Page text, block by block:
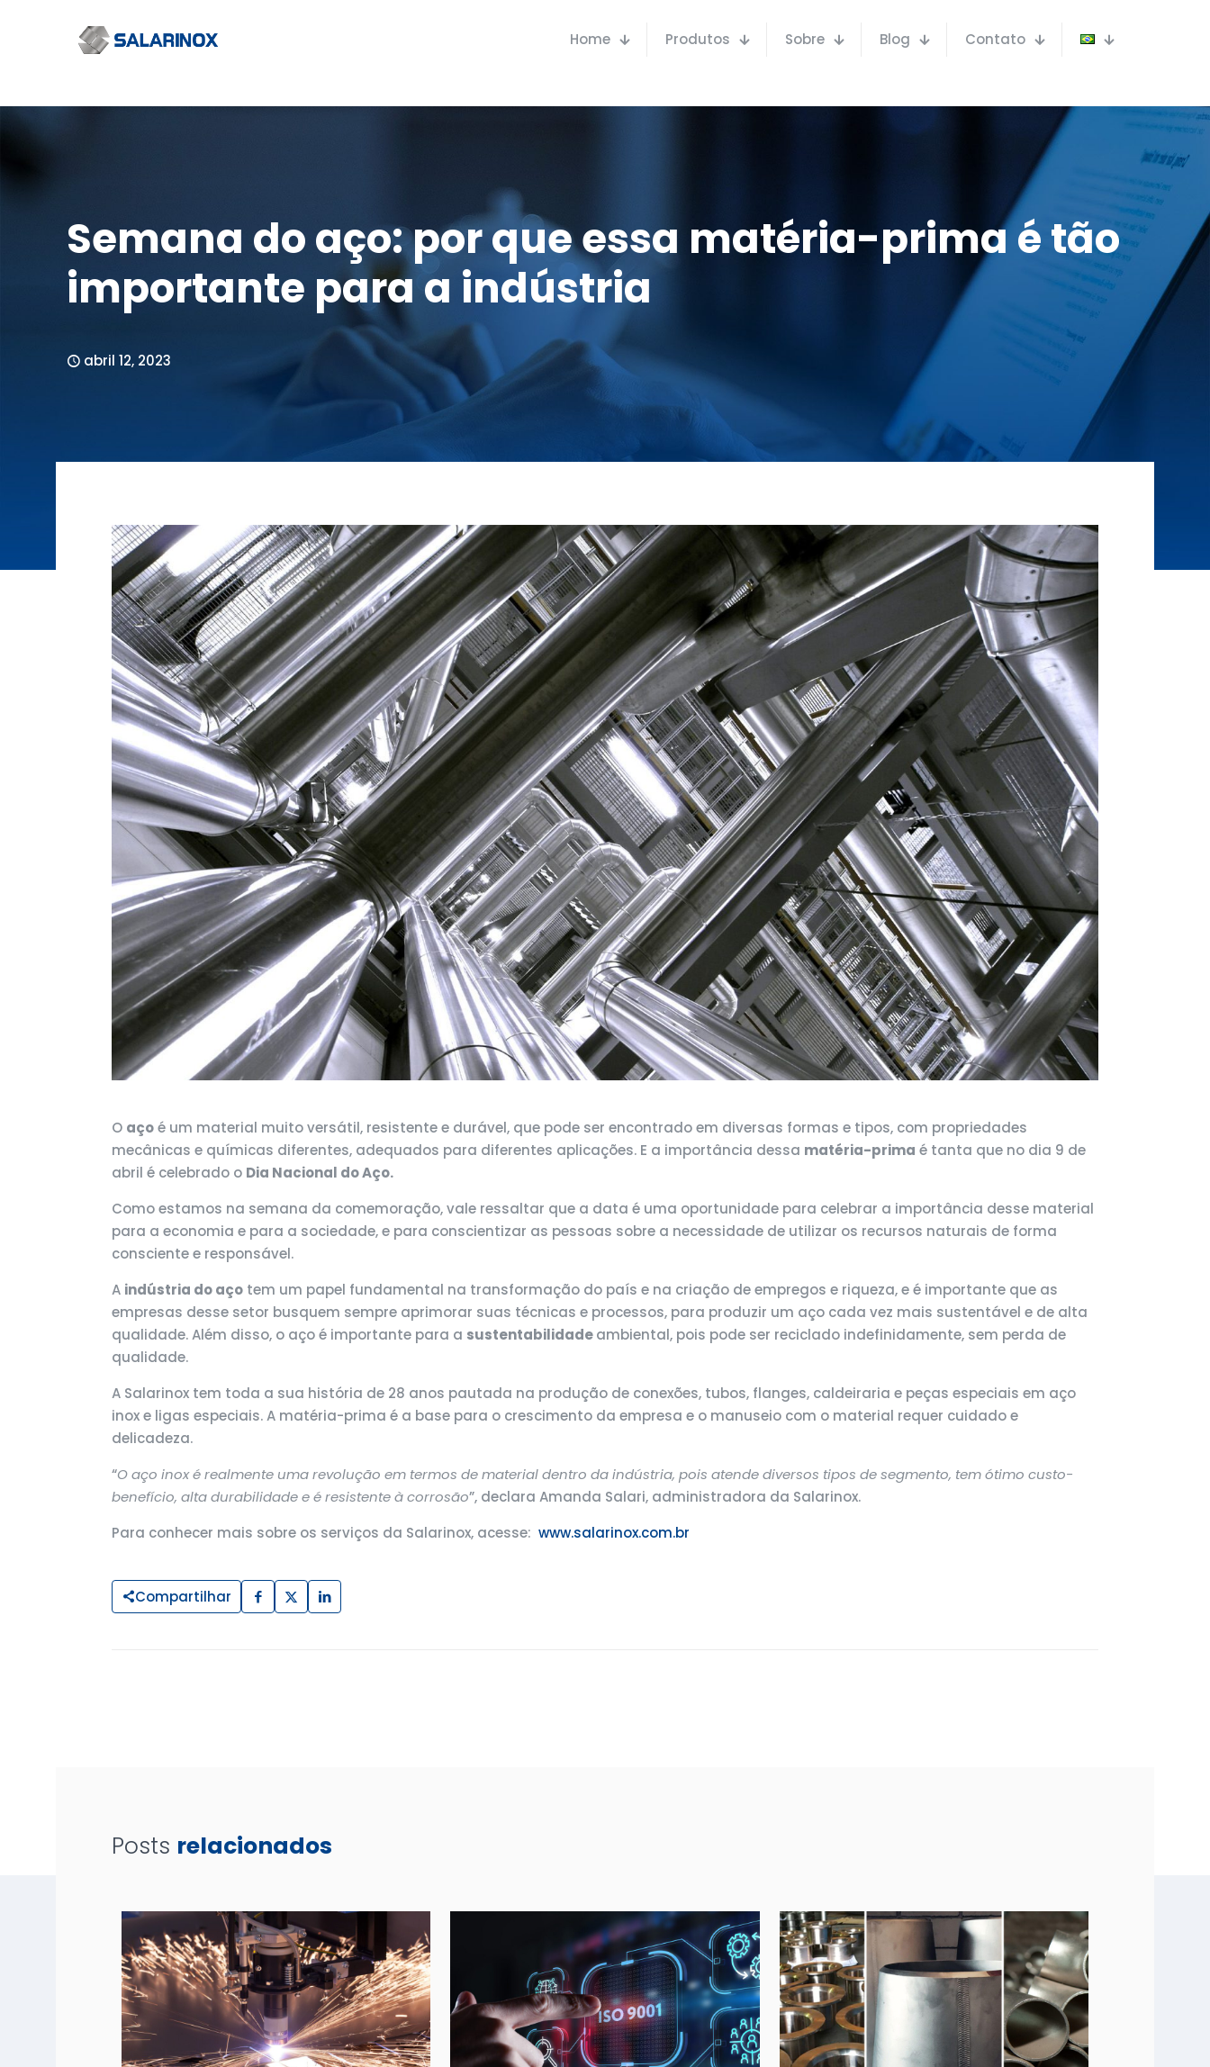
Home Produtos Sobre Blog Contato
Semana do aço: por que essa matéria-prima é tão
importante para a indústria
abril 12, 2023
O açoé um material muito versátil, resistente e durável, que pode ser encontrado em diversas formas e tipos, com propriedades
mecânicas e químicas diferentes, adequados para diferentes aplicações. E a importância dessa matéria-prima é tanta que no dia 9 de
abril é celebrado o Dia Nacional do Aço.
Como estamos na semana da comemoração, vale ressaltar que a data é uma oportunidade para celebrar a importância desse material
para a economia e para a sociedade, e para conscientizar as pessoas sobre a necessidade de utilizar os recursos naturais de forma
consciente e responsável.
A indústria do aço tem um papel fundamental na transformação do país e na criação de empregos e riqueza, e é importante que as
empresas desse setor busquem sempre aprimorar suas técnicas e processos, para produzir um aço cada vez mais sustentável e de alta
qualidade. Além disso, o aço é importante para a sustentabilidadeambiental, pois pode ser reciclado indefinidamente, sem perda de
qualidade.
A Salarinox tem toda a sua história de 28 anos pautada na produção de conexões, tubos, flanges, caldeiraria e peças especiais em aço
inox e ligas especiais. A matéria-prima é a base para o crescimento da empresa e o manuseio com o material requer cuidado e
delicadeza.
“O aço inox é realmente uma revolução em termos de material dentro da indústria, pois atende diversos tipos de segmento, tem ótimo custo-
benefício, alta durabilidade e é resistente à corrosão”, declara Amanda Salari, administradora da Salarinox.
Para conhecer mais sobre os serviços da Salarinox, acesse: www.salarinox.com.br
Compartilhar
Posts relacionados